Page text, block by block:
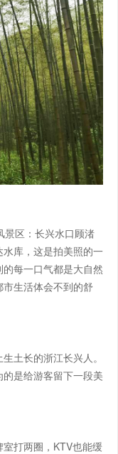
景区：长兴水口顾渚
库，这是拍美照的一
每一口气都是大自然
生活体会不到的舒
土长的浙江长兴人。
是给游客留下一段美
打两圈，KTV也能缓